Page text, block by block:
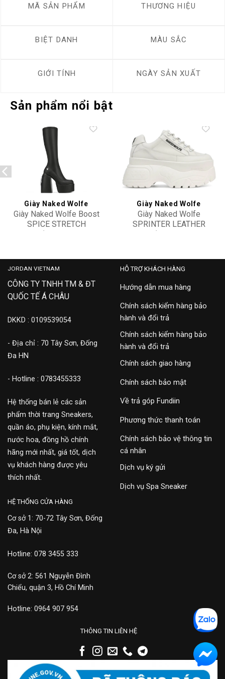
MÃ SẢN PHẨM THƯƠNG HIỆU
BIỆT DANH MÀU SẮC
GIỚI TÍNH NGÀY SẢN XUẤT
Sản phẩm nổi bật
Giày Naked Wolfe
Giày Naked Wolfe Boost
SPICE STRETCH
‘BLACK’
Giày Naked Wolfe
Giày Naked Wolfe
SPRINTER LEATHER
‘WHITE’
JORDAN VIETNAM
CÔNG TY TNHH TM & ĐT
QUỐC TẾ Á CHÂU
DKKD : 0109539054
- Địa chỉ : 70 Tây Sơn, Đống
Đa HN
- Hotline : 0783455333
Hệ thống bán lẻ các sản
phẩm thời trang Sneakers,
quần áo, phụ kiện, kính mắt,
nước hoa, đồng hồ chính
hãng mới nhất, giá tốt, dịch
vụ khách hàng được yêu
thích nhất.
HỖ TRỢ KHÁCH HÀNG
Hướng dẫn mua hàng
Chính sách kiểm hàng bảo
hành và đổi trả
Chính sách kiểm hàng bảo
hành và đổi trả
Chính sách giao hàng
Chính sách bảo mật
Về trả góp Fundiin
Phương thức thanh toán
Chính sách bảo vệ thông tin
cá nhân
Dịch vụ ký gửi
Dịch vụ Spa Sneaker
HỆ THỐNG CỬA HÀNG
Cơ sở 1: 70-72 Tây Sơn, Đống
Đa, Hà Nội
Hotline: 078 3455 333
Cơ sở 2: 561 Nguyễn Đình
Chiểu, quận 3, Hồ Chí Minh
Hotline: 0964 907 954
THÔNG TIN LIÊN HỆ